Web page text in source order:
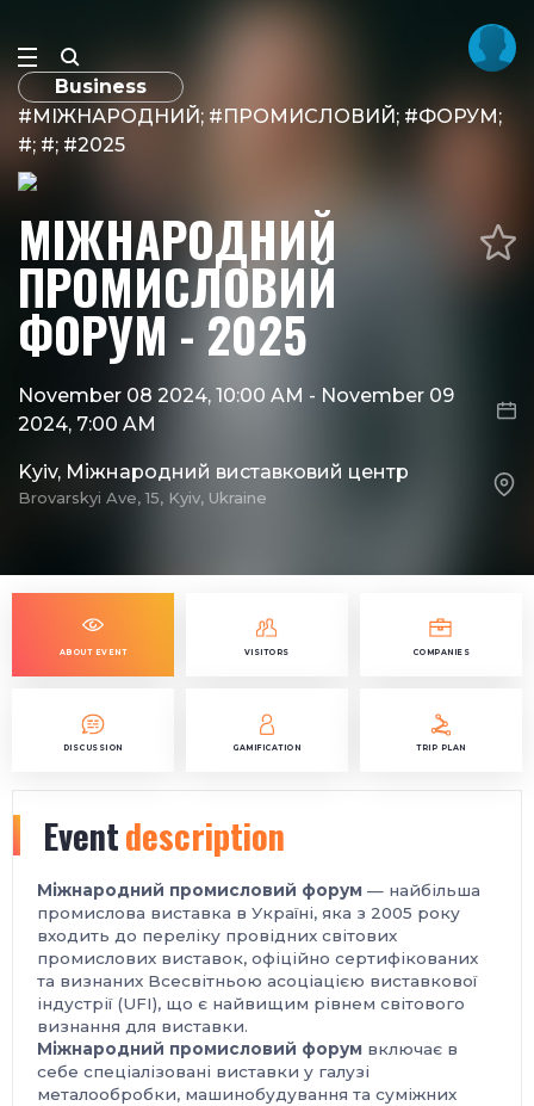
Business
#МІЖНАРОДНИЙ; #ПРОМИСЛОВИЙ; #ФОРУМ;
#; #; #2025
МІЖНАРОДНИЙ
ПРОМИСЛОВИЙ
ФОРУМ - 2025
November 08 2024, 10:00 AM - November 09
2024, 7:00 AM
Kyiv, Міжнародний виставковий центр
Brovarskyi Ave, 15, Kyiv, Ukraine
ABOUT EVENT VISITORS COMPANIES
DISCUSSION GAMIFICATION TRIP PLAN
Eventdescription
Міжнародний промисловий форум — найбільша
промислова виставка в Україні, яка з 2005 року
входить до переліку провідних світових
промислових виставок, офіційно сертифікованих
та визнаних Всесвітньою асоціацією виставкової
індустрії (UFI), що є найвищим рівнем світового
визнання для виставки.
Міжнародний промисловий форум включає в
себе спеціалізовані виставки у галузі
металообробки, машинобудування та суміжних